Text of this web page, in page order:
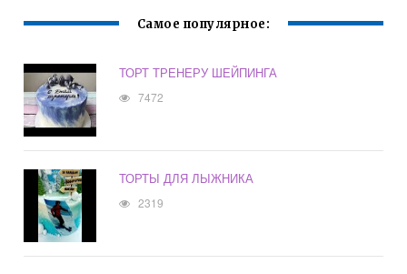
Самое популярное:
ТОРТ ТРЕНЕРУ ШЕЙПИНГА
7472
ТОРТЫ ДЛЯ ЛЫЖНИКА
2319